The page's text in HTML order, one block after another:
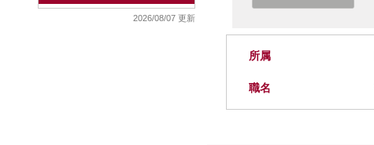
2026/08/07 更新
所属
職名